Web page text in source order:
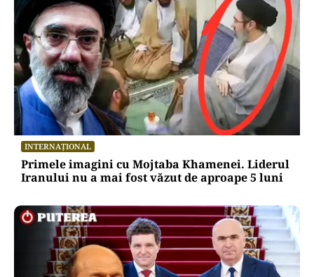
INTERNAȚIONAL
Primele imagini cu Mojtaba Khamenei. Liderul
Iranului nu a mai fost văzut de aproape 5 luni